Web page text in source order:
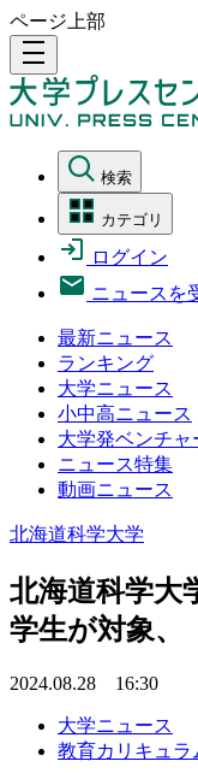
ページ上部
density_medium
検索
カテゴリ
ログイン
ニュースを
最新ニュース
ランキング
大学ニュース
小中高ニュース
大学発ベンチャ
ニュース特集
動画ニュース
北海道科学大学
北海道科学大
学生が対象、
2024.08.28 16:30
大学ニュース
教育カリキュラ